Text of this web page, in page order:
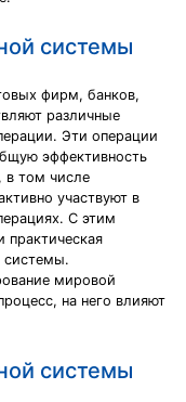
системы
фирм, банков,
различные
Эти операции
эффективность
в том числе
участвуют в
С этим
практическая
системы.
мировой
на него влияют
системы